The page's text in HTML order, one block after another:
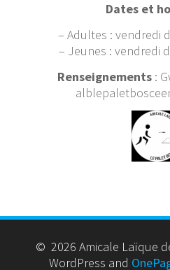
Dates et
– Adultes : vendredi
– Jeunes : vendredi
Renseignements:
© 2026 Amicale Laïque
WordPress and